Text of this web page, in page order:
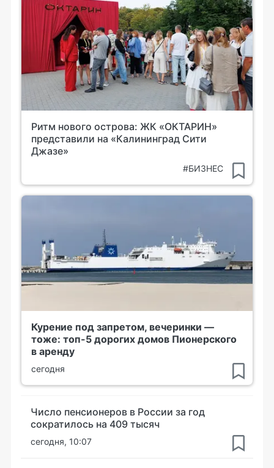
Ритм нового острова: ЖК «ОКТАРИН»
представили на «Калининград Сити
Джазе»
#БИЗНЕС
Курение под запретом, вечеринки —
тоже: топ-5 дорогих домов Пионерского
в аренду
сегодня
Число пенсионеров в России за год
сократилось на 409 тысяч
сегодня, 10:07